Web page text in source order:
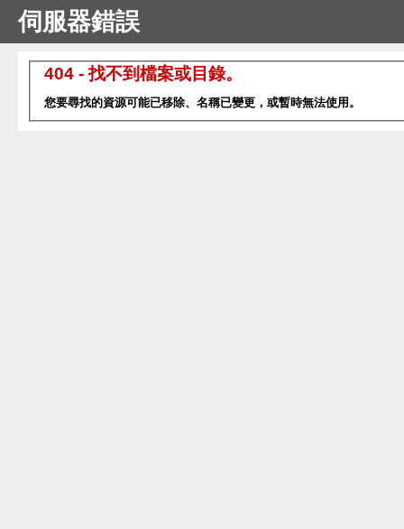
伺服器錯誤
404 - 找不到檔案或目錄。
您要尋找的資源可能已移除、名稱已變更，或暫時無法使用。